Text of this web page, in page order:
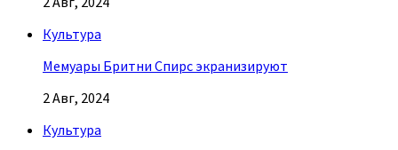
Культура
Мемуары Бритни Спирс экранизируют
2 Авг, 2024
Культура